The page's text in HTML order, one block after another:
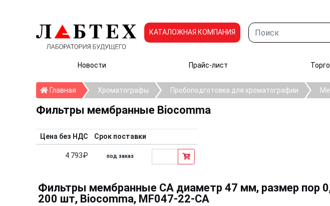
КАТАЛОЖНАЯ КОМПАНИЯ
Новости Прайс-лист
ГлавнаяГлавнаяХроматографы Пробоподготовка для хроматографии
Фильтры мембранные Biocomma
Цена без НДС Срок поставки
4 793₽ под заказ
Фильтры мембранные CA диаметр 47 мм, размер пор
200 шт, Biocomma, MF047-22-CA